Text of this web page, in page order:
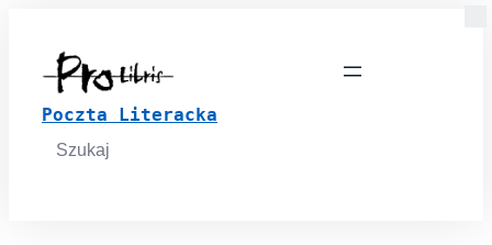
Poczta Literacka
Search
for: